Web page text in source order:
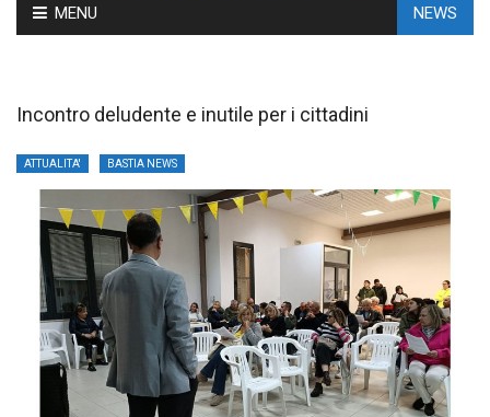
to
MENU NEWS
Incontro deludente e inutile per i cittadini
ATTUALITA' BASTIA NEWS